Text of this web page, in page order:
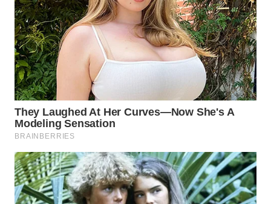
WN
PRIANGAN
TIMUR
WN
SEMARANG
WN
SOLO
WN
BOROBUDUR